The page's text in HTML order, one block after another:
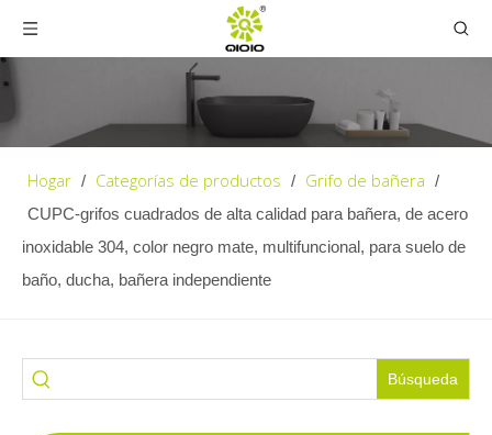
Hogar / Categorías de productos / Grifo de bañera /
CUPC-grifos cuadrados de alta calidad para bañera, de acero
inoxidable 304, color negro mate, multifuncional, para suelo de
baño, ducha, bañera independiente
Búsqueda